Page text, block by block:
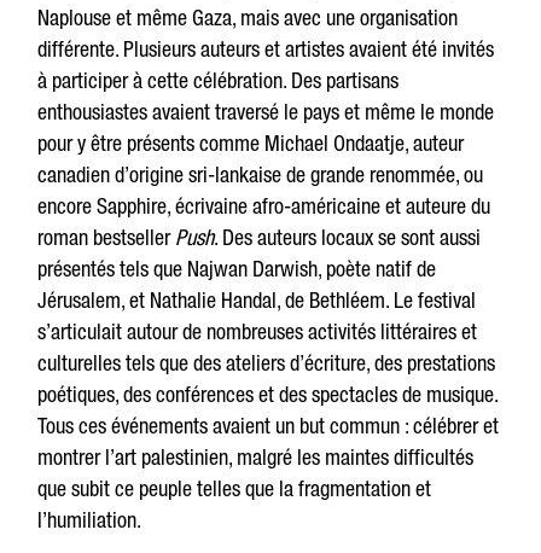
Naplouse et même Gaza, mais avec une organisation
différente. Plusieurs auteurs et artistes avaient été invités
à participer à cette célébration. Des partisans
enthousiastes avaient traversé le pays et même le monde
pour y être présents comme Michael Ondaatje, auteur
canadien d’origine sri-lankaise de grande renommée, ou
encore Sapphire, écrivaine afro-américaine et auteure du
roman bestsellerPush. Des auteurs locaux se sont aussi
présentés tels que Najwan Darwish, poète natif de
Jérusalem, et Nathalie Handal, de Bethléem. Le festival
s’articulait autour de nombreuses activités littéraires et
culturelles tels que des ateliers d’écriture, des prestations
poétiques, des conférences et des spectacles de musique.
Tous ces événements avaient un but commun : célébrer et
montrer l’art palestinien, malgré les maintes difficultés
que subit ce peuple telles que la fragmentation et
l’humiliation.